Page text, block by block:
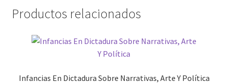
Productos relacionados
Infancias En Dictadura Sobre Narrativas, Arte Y Política